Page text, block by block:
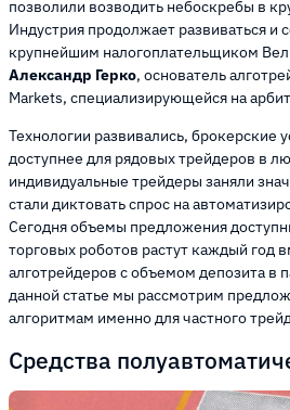
позволили возводить небоскребы в
Индустрия продолжает развиваться и
крупнейшим налогоплательщиком
Александр Герко, основатель
Markets, специализирующейся на
Технологии развивались, брокерские
доступнее для рядовых трейдеров в
индивидуальные трейдеры заняли
стали диктовать спрос на
Сегодня объемы предложения
торговых роботов растут каждый год
алготрейдеров с объемом депозита в
данной статье мы рассмотрим
алгоритмам именно для частного
Средства